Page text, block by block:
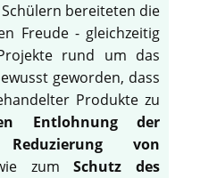
bereiteten die
Freude - gleichzeitig
rund um das
geworden, dass
Produkte zu
Entlohnung der
Reduzierung von
zumSchutz des